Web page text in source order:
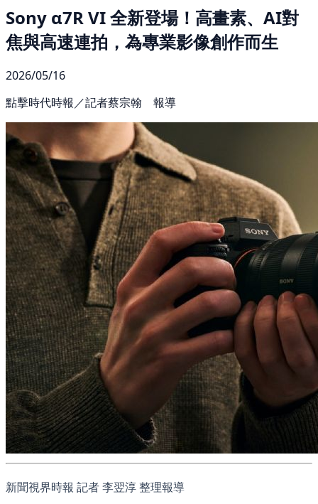
Sony α7R VI 全新登場！高畫素、AI對
焦與高速連拍，為專業影像創作而生
2026/05/16
點擊時代時報／記者蔡宗翰 報導
新聞視界時報 記者 李翌淳 整理報導